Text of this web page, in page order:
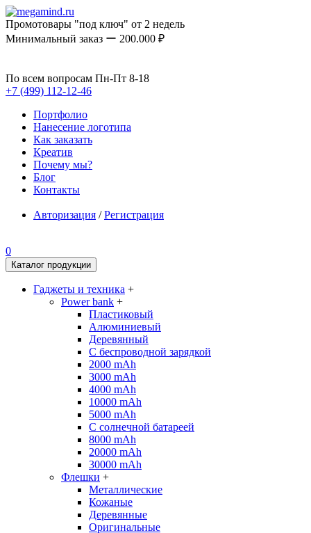
Промотовары "под ключ" от 2 недель
Минимальный заказ ー 200.000 ₽
По всем вопросам Пн-Пт 8-18
+7 (499) 112-12-46
Портфолио
Нанесение логотипа
Как заказать
Креатив
Почему мы?
Блог
Контакты
Авторизация /Регистрация
0
Каталог продукции
Гаджеты и техника +
Power bank +
Пластиковый
Алюминиевый
Деревянный
С беспроводной зарядкой
2000 mAh
3000 mAh
4000 mAh
10000 mAh
5000 mAh
С солнечной батареей
8000 mAh
20000 mAh
30000 mAh
Флешки +
Металлические
Кожаные
Деревянные
Оригинальные